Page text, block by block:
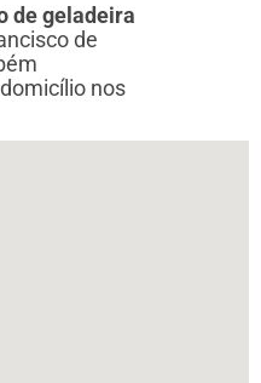
de geladeira
de
nos